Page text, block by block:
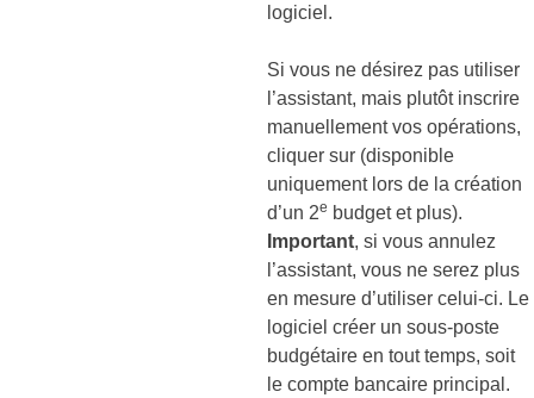
logiciel.
Si vous ne désirez pas utiliser
l’assistant, mais plutôt inscrire
manuellement vos opérations,
cliquer sur (disponible
uniquement lors de la création
d’un 2e budget et plus).
Important, si vous annulez
l’assistant, vous ne serez plus
en mesure d’utiliser celui-ci. Le
logiciel créer un sous-poste
budgétaire en tout temps, soit
le compte bancaire principal.